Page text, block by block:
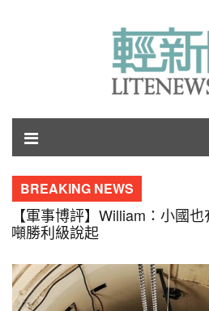
BREAKING NEWS
【軍事博評】張競：導讀日